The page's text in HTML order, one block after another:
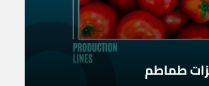
طماطم